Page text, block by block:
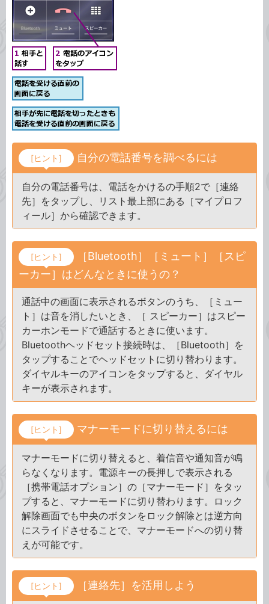
[ヒント] 自分の電話番号を調べるには
自分の電話番号は、電話をかけるの手順2で［連絡
先］をタップし、リスト最上部にある［マイプロフ
ィール］から確認できます。
[ヒント]
［Bluetooth］［ミュート］［スピ
ーカー］はどんなときに使うの？
通話中の画面に表示されるボタンのうち、［ミュー
ト］は音を消したいとき、［ スピーカー］はスピー
カーホンモードで通話するときに使います。
Bluetoothヘッドセット接続時は、［Bluetooth］を
タップすることでヘッドセットに切り替わります。
ダイヤルキーのアイコンをタップすると、ダイヤル
キーが表示されます。
[ヒント] マナーモードに切り替えるには
マナーモードに切り替えると、着信音や通知音が鳴
らなくなります。電源キーの長押しで表示される
［携帯電話オプション］の［マナーモード］をタッ
プすると、マナーモードに切り替わります。ロック
解除画面でも中央のボタンをロック解除とは逆方向
にスライドさせることで、マナーモードへの切り替
えが可能です。
[ヒント] ［連絡先］を活用しよう